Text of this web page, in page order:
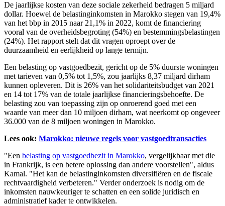
De jaarlijkse kosten van deze sociale zekerheid bedragen 5 miljard
dollar. Hoewel de belastinginkomsten in Marokko stegen van 19,4%
van het bbp in 2015 naar 21,1% in 2022, komt de financiering
vooral van de overheidsbegroting (54%) en bestemmingsbelastingen
(24%). Het rapport stelt dat dit vragen oproept over de
duurzaamheid en eerlijkheid op lange termijn.
Een belasting op vastgoedbezit, gericht op de 5% duurste woningen
met tarieven van 0,5% tot 1,5%, zou jaarlijks 8,37 miljard dirham
kunnen opleveren. Dit is 26% van het solidariteitsbudget van 2021
en 14 tot 17% van de totale jaarlijkse financieringsbehoefte. De
belasting zou van toepassing zijn op onroerend goed met een
waarde van meer dan 10 miljoen dirham, wat neerkomt op ongeveer
36.000 van de 8 miljoen woningen in Marokko.
Lees ook: Marokko: nieuwe regels voor vastgoedtransacties
"Een belasting op vastgoedbezit in Marokko, vergelijkbaar met die
in Frankrijk, is een betere oplossing dan andere voorstellen", aldus
Kamal. "Het kan de belastinginkomsten diversifiëren en de fiscale
rechtvaardigheid verbeteren." Verder onderzoek is nodig om de
inkomsten nauwkeuriger te schatten en een solide juridisch en
administratief kader te ontwikkelen.